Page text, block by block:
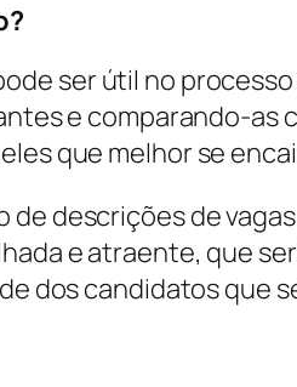
ser útil no
e comparando-as
que melhor se
descrições de
e atraente, que
dos candidatos que